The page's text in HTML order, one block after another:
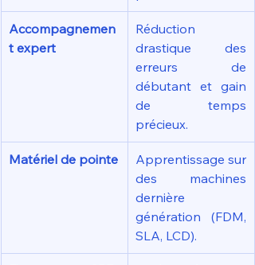
Accompagnemen
t expert
Réduction
drastique des
erreurs de
débutant et gain
de temps
précieux.
Matériel de pointe
Apprentissage sur
des machines
dernière
génération (FDM,
SLA, LCD).